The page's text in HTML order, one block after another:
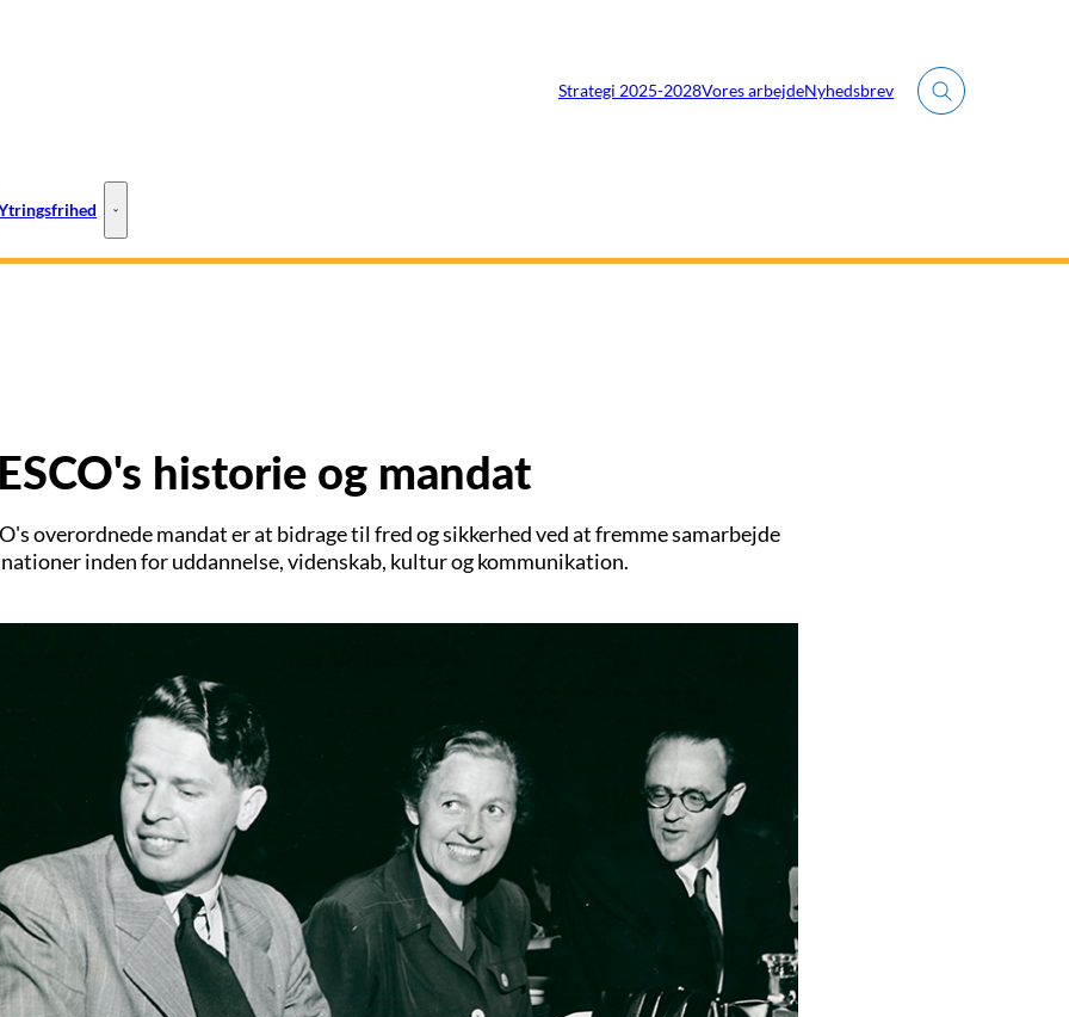
Strategi 2025-2028Vores arbejdeNyhedsbrev Fold søgefelt ud
steder - Flere linksYtringsfrihed - Flere links
- Flere links
historie og mandat
overordnede mandat er at bidrage til fred og sikkerhed ved at fremme samarbejde
inden for uddannelse, videnskab, kultur og kommunikation.